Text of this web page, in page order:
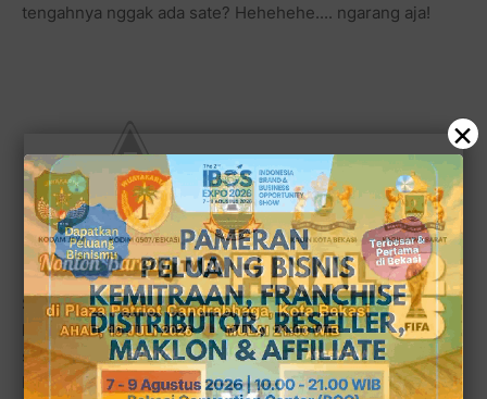
tengahnya nggak ada sate? Hehehehe.... ngarang aja!
Sate Pojok yang legendaris itu
Sate Pojok Pekayon ternyata adalah satu merk yang
hendak dihidupkan kembali dari sebuah nama resto
sederhana "sate pojok" yang terkenal di bilangan terminal
Rawamangun. Sate Pojok dekat terminal bus
×